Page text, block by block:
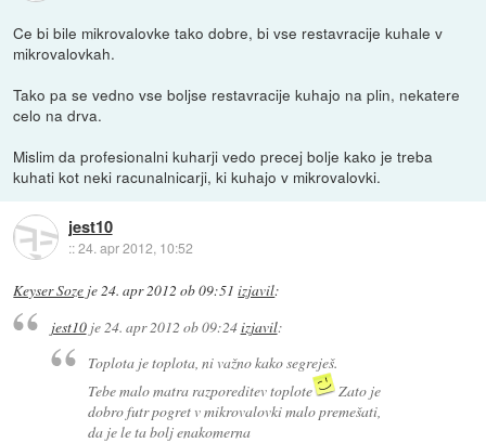
Ce bi bile mikrovalovke tako dobre, bi vse restavracije kuhale v
mikrovalovkah.
Tako pa se vedno vse boljse restavracije kuhajo na plin, nekatere
celo na drva.
Mislim da profesionalni kuharji vedo precej bolje kako je treba
kuhati kot neki racunalnicarji, ki kuhajo v mikrovalovki.
jest10
::24. apr 2012, 10:52
Keyser Soze je24. apr 2012 ob 09:51 izjavil:
jest10je24. apr 2012 ob 09:24izjavil:
Toplota je toplota, ni važno kako segreješ.
Tebe malo matra razporeditev toplote
Zato je
dobro futr pogret v mikrovalovki malo premešati,
da je le ta bolj enakomerna